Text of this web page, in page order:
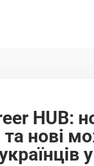
HUB:
та нові